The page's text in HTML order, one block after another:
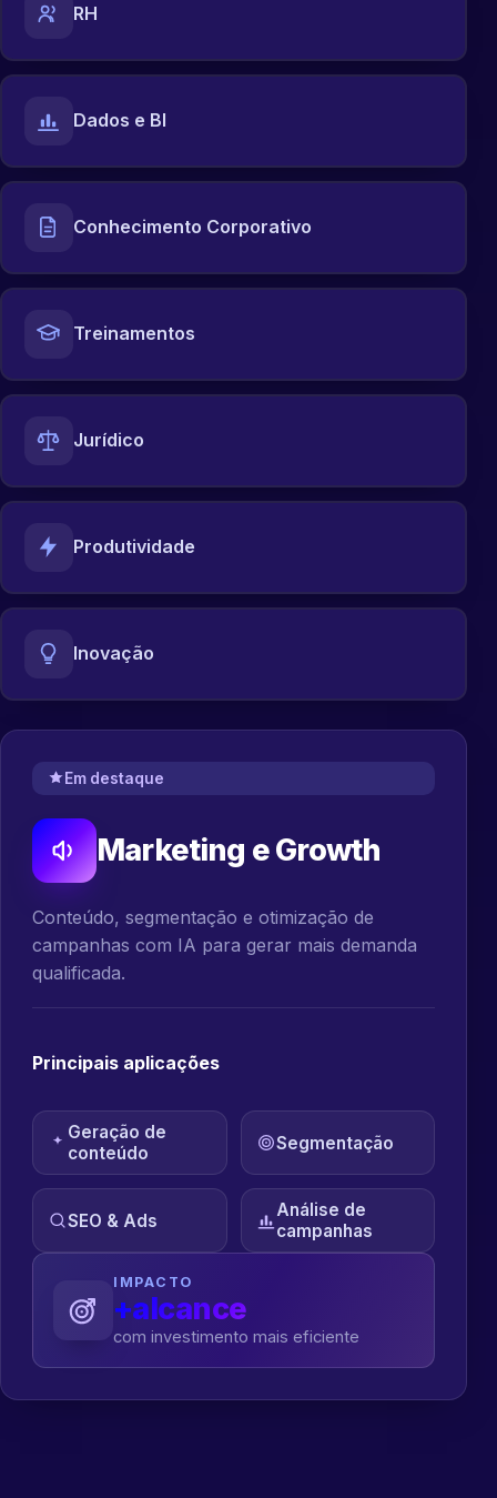
RH
Dados e BI
Conhecimento Corporativo
Treinamentos
Jurídico
Produtividade
Inovação
Em destaque
Marketing e Growth
Conteúdo, segmentação e otimização de
campanhas com IA para gerar mais demanda
qualificada.
Principais aplicações
Geração de
conteúdo
Segmentação
SEO & Ads
Análise de
campanhas
IMPACTO
+alcance
com investimento mais eficiente